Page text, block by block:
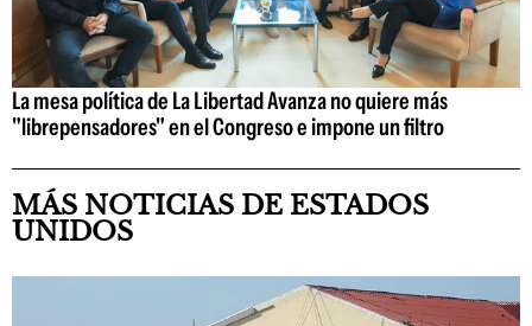
La mesa política de La Libertad Avanza no quiere más
"librepensadores" en el Congreso e impone un filtro
MÁS NOTICIAS DE ESTADOS
UNIDOS